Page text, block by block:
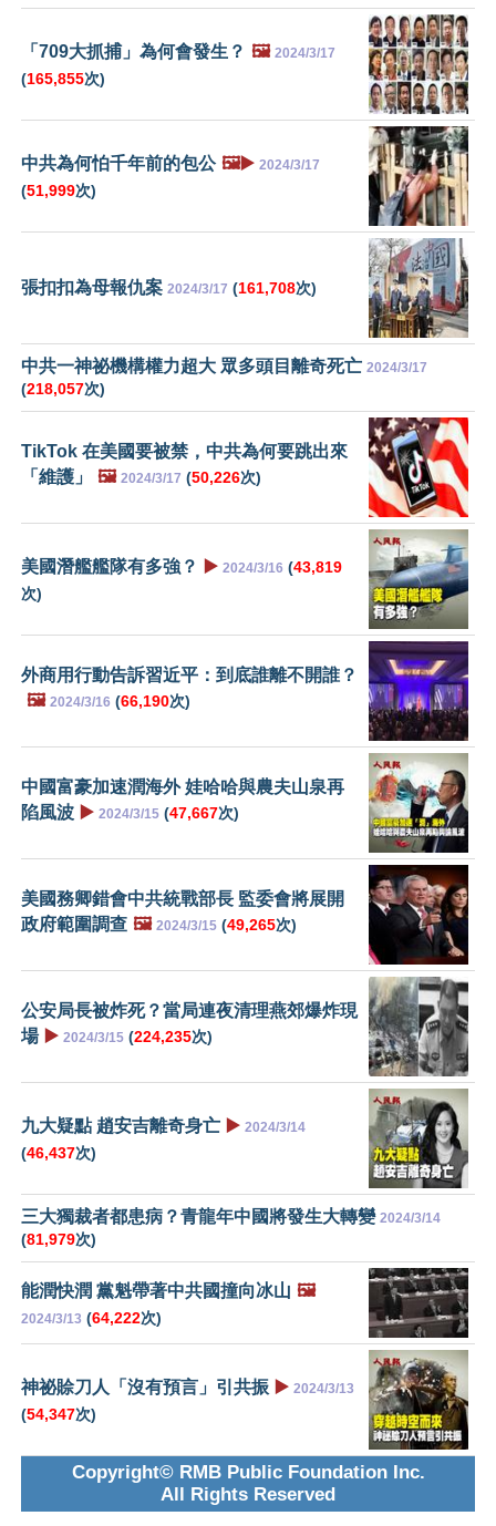
「709大抓捕」為何會發生？ 🖼️ 2024/3/17
(165,855次)
中共為何怕千年前的包公 🖼️▶️ 2024/3/17
(51,999次)
張扣扣為母報仇案 2024/3/17 (161,708次)
中共一神祕機構權力超大 眾多頭目離奇死亡 2024/3/17
(218,057次)
TikTok 在美國要被禁，中共為何要跳出來
「維護」
🖼️ 2024/3/17 (50,226次)
美國潛艦艦隊有多強？ ▶️ 2024/3/16 (43,819
次)
外商用行動告訴習近平：到底誰離不開誰？
🖼️ 2024/3/16 (66,190次)
中國富豪加速潤海外 娃哈哈與農夫山泉再
陷風波 ▶️ 2024/3/15 (47,667次)
美國務卿錯會中共統戰部長 監委會將展開
政府範圍調查 🖼️ 2024/3/15 (49,265次)
公安局長被炸死？當局連夜清理燕郊爆炸現
場 ▶️ 2024/3/15 (224,235次)
九大疑點 趙安吉離奇身亡 ▶️ 2024/3/14
(46,437次)
三大獨裁者都患病？青龍年中國將發生大轉變 2024/3/14
(81,979次)
能潤快潤 黨魁帶著中共國撞向冰山 🖼️
2024/3/13 (64,222次)
神祕賒刀人「沒有預言」引共振 ▶️ 2024/3/13
(54,347次)
Copyright© RMB Public Foundation Inc.
All Rights Reserved